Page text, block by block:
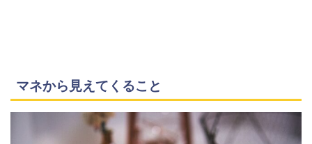
マネから見えてくること